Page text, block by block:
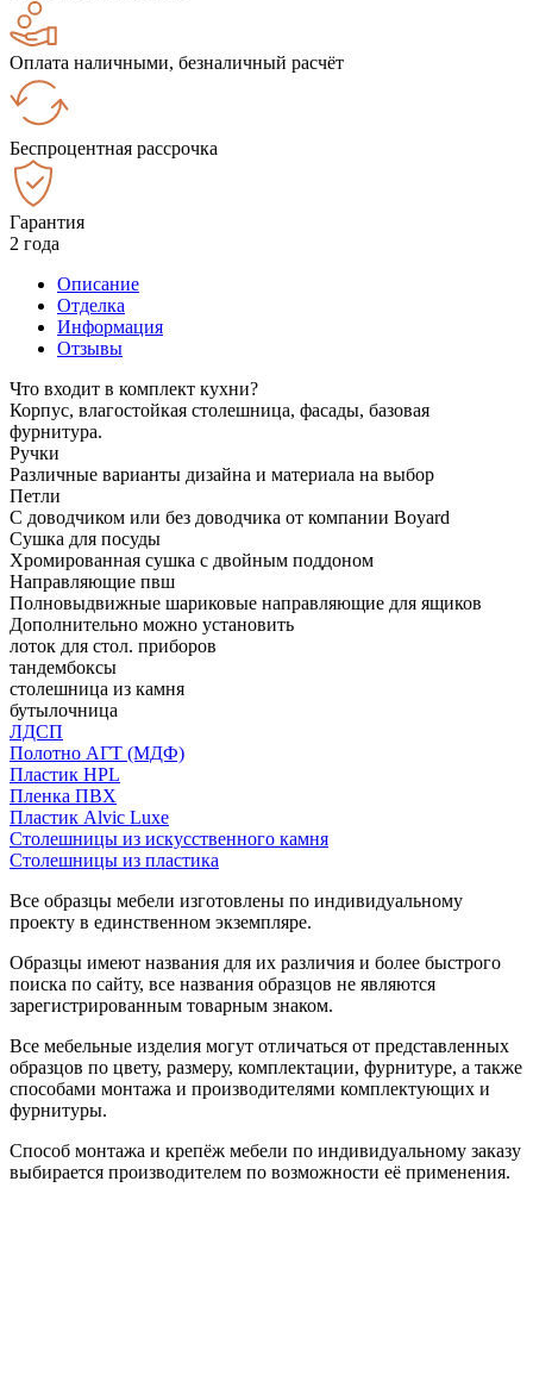
Оплата наличными, безналичный расчёт
Беспроцентная рассрочка
Гарантия
2 года
Описание
Отделка
Информация
Отзывы
Что входит в комплект кухни?
Корпус, влагостойкая столешница, фасады, базовая
фурнитура.
Ручки
Различные варианты дизайна и материала на выбор
Петли
С доводчиком или без доводчика от компании Boyard
Сушка для посуды
Хромированная сушка с двойным поддоном
Направляющие пвш
Полновыдвижные шариковые направляющие для ящиков
Дополнительно можно установить
лоток для стол. приборов
тандембоксы
столешница из камня
бутылочница
ЛДСП
Полотно АГТ (МДФ)
Пластик HPL
Пленка ПВХ
Пластик Alvic Luxe
Столешницы из искусственного камня
Столешницы из пластика
Все образцы мебели изготовлены по индивидуальному
проекту в единственном экземпляре.
Образцы имеют названия для их различия и более быстрого
поиска по сайту, все названия образцов не являются
зарегистрированным товарным знаком.
Все мебельные изделия могут отличаться от представленных
образцов по цвету, размеру, комплектации, фурнитуре, а также
способами монтажа и производителями комплектующих и
фурнитуры.
Способ монтажа и крепёж мебели по индивидуальному заказу
выбирается производителем по возможности её применения.